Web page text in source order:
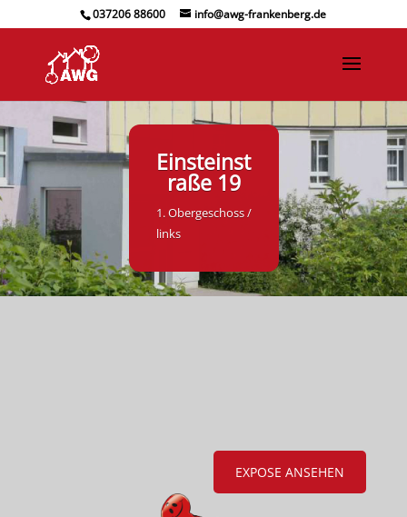
037206 88600 info@awg-frankenberg.de
Einsteinst
raße 19
1. Obergeschoss /
links
EXPOSE ANSEHEN